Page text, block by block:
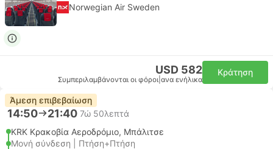
Norwegian Air Sweden
USD 582
Συμπεριλαμβάνονται οι φόροι ανα ενήλικα
Κράτηση
Άμεση επιβεβαίωση
14:50 21:40 7ώ 50λεπτά
KRK Κρακοβία Αεροδρόμιο, Μπάλιτσε
Μονή σύνδεση | Πτήση+Πτήση